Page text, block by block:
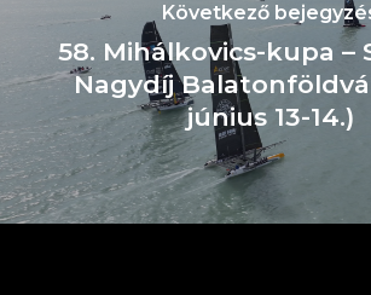
Következő
58. Mihálkovics-kupa –
Nagydíj
június 13-14.)